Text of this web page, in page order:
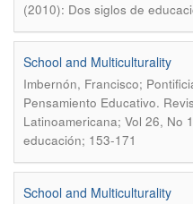
(2010): Dos siglos de
School and Multiculturality
Imbernón, Francisco;
Pensamiento Educativo.
Latinoamericana; Vol 26, No
educación; 153-171
School and Multiculturality